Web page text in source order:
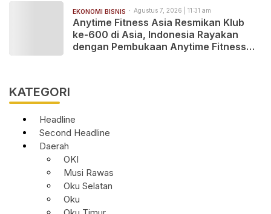
EKONOMI BISNIS Agustus 7, 2026 | 11:31 am
Anytime Fitness Asia Resmikan Klub
ke-600 di Asia, Indonesia Rayakan
dengan Pembukaan Anytime Fitness
KATEGORI
Headline
Second Headline
Daerah
OKI
Musi Rawas
Oku Selatan
Oku